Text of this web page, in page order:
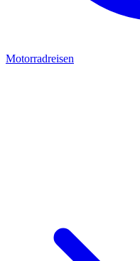
Motorradreisen